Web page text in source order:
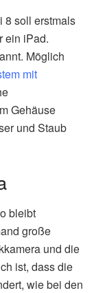
8 soll erstmals
ein iPad.
Möglich
mit
Gehäuse
und Staub
bleibt
große
und die
ist, dass die
wie bei den